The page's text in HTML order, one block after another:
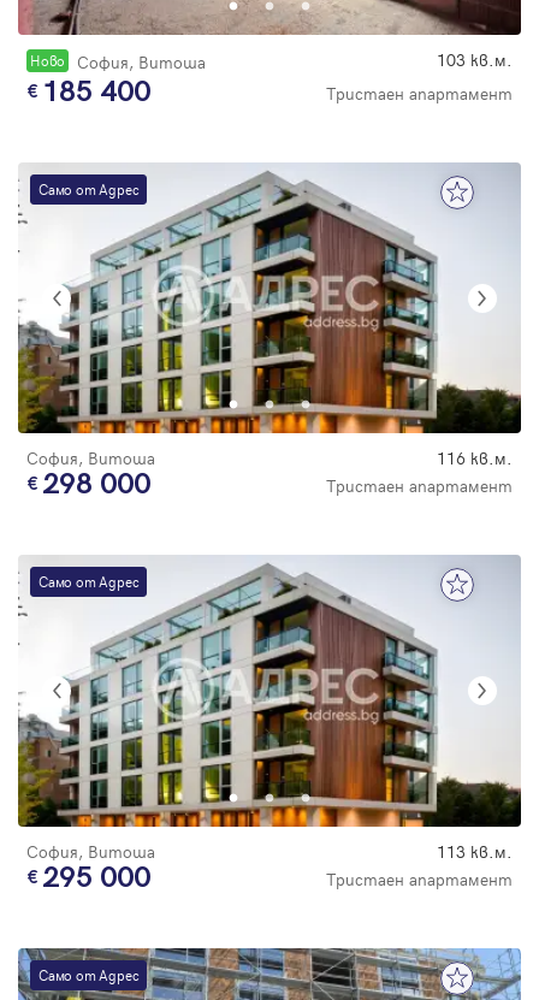
Новo София, Витоша 103 кв.м.
185 400 Тристаен апартамент
Само от Адрес
София, Витоша 116 кв.м.
298 000 Тристаен апартамент
Само от Адрес
София, Витоша 113 кв.м.
295 000 Тристаен апартамент
Само от Адрес